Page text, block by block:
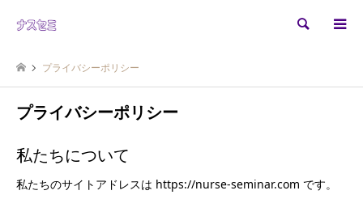
検索
プライバシーポリシー
プライバシーポリシー
私たちについて
私たちのサイトアドレスは https://nurse-seminar.com です。